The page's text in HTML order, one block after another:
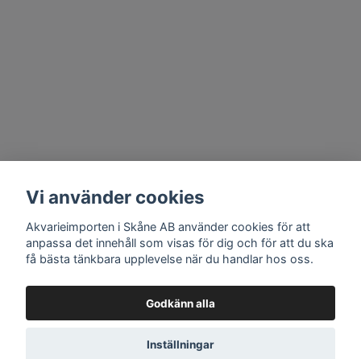
Vi använder cookies
Akvarieimporten i Skåne AB använder cookies för att
anpassa det innehåll som visas för dig och för att du ska
få bästa tänkbara upplevelse när du handlar hos oss.
Godkänn alla
Inställningar